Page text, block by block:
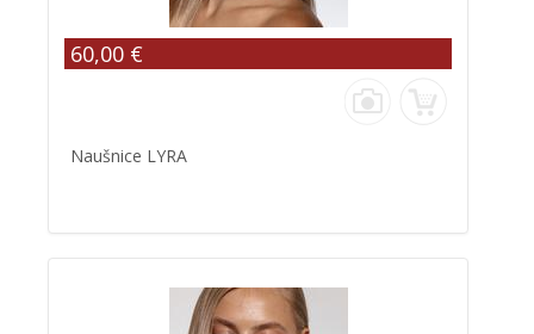
60,00 €
Naušnice LYRA